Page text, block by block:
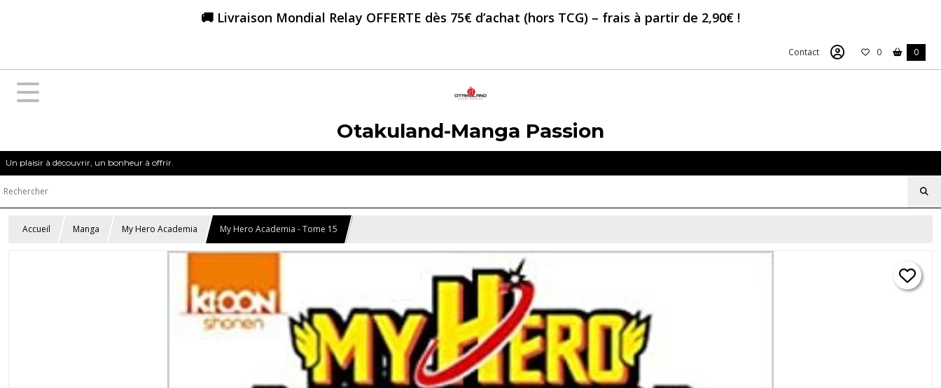
🚚 Livraison Mondial Relay OFFERTE dès 75€ d’achat (hors TCG) – frais à partir de 2,90€ !
Contact 0 0
Otakuland-Manga Passion
Un plaisir à découvrir, un bonheur à offrir.
Accueil Manga My Hero Academia My Hero Academia - Tome 15